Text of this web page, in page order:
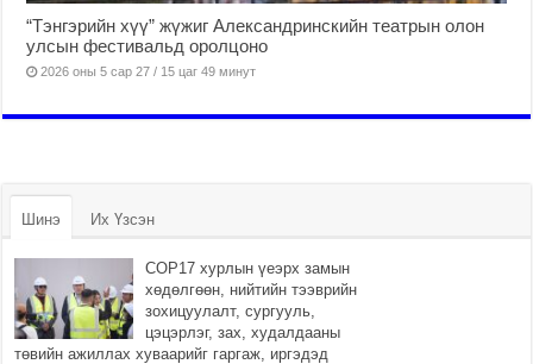
“Тэнгэрийн хүү” жүжиг Александринскийн театрын олон
улсын фестивальд оролцоно
2026 оны 5 сар 27 / 15 цаг 49 минут
Шинэ Их Үзсэн
COP17 хурлын үеэрх замын
хөдөлгөөн, нийтийн тээврийн
зохицуулалт, сургууль,
цэцэрлэг, зах, худалдааны
төвийн ажиллах хуваарийг гаргаж, иргэдэд